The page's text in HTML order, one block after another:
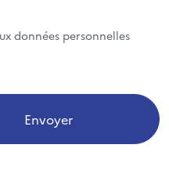
données personnelles
Envoyer